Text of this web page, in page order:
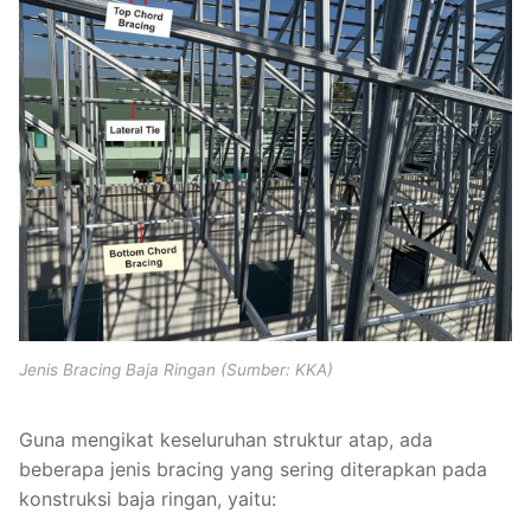
Jenis Bracing Baja Ringan (Sumber: KKA)
Guna mengikat keseluruhan struktur atap, ada
beberapa jenis bracing yang sering diterapkan pada
konstruksi baja ringan, yaitu: